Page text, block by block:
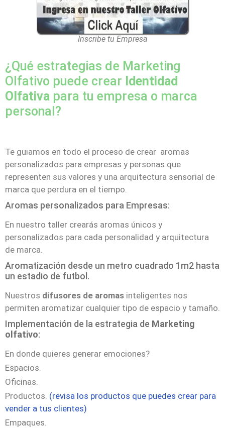
Inscribe tu Empresa
¿Qué estrategias de Marketing
Olfativo puede crear Identidad
Olfativa para tu empresa o marca
personal?
Te guiamos en todo el proceso de crear aromas
personalizados para empresas y personas que
representen sus valores y una arquitectura sensorial de
marca que perdura en el tiempo.
Aromas personalizados para Empresas:
En nuestro taller crearás aromas únicos y
personalizados para cada personalidad y arquitectura
de marca.
Aromatización desde un metro cuadrado 1m2 hasta
un estadio de futbol.
Nuestros difusores de aromas inteligentes nos
permiten aromatizar cualquier tipo de espacio y tamaño.
Implementación de la estrategia de Marketing
olfativo:
En donde quieres generar emociones?
Espacios.
Oficinas.
Productos. (revisa los productos que puedes crear para
vender a tus clientes)
Empaques.